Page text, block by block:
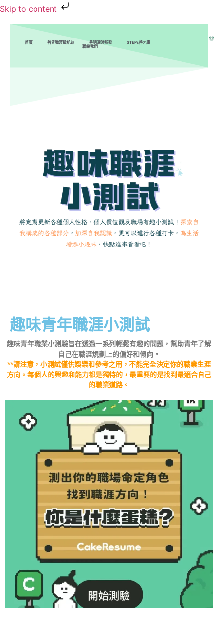
Skip to content
首頁 善青職涯啟航站 善明灣澳服務
STEPs善才庫
聯絡我們
趣味青年職涯小測試
趣味青年職業小測驗旨在透過一系列輕鬆有趣的問題，幫助青年了解
自己在職涯規劃上的偏好和傾向。
**請注意，小測試僅供娛樂和參考之用，不能完全決定你的職業生涯
方向。每個人的興趣和能力都是獨特的，最重要的是找到最適合自己
的職業道路。